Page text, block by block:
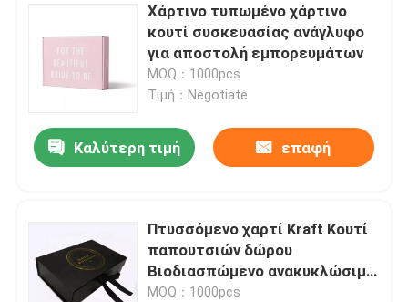
Χάρτινο τυπωμένο χάρτινο
κουτί συσκευασίας ανάγλυφο
για αποστολή εμπορευμάτων
MOQ：1000pcs
Τιμή：Negotiate
Καλύτερη τιμή επαφή
Πτυσσόμενο χαρτί Kraft Κουτί
παπουτσιών δώρου
Βιοδιασπώμενο ανακυκλώσιμο
χρώμα Cmyk
MOQ：1000pcs